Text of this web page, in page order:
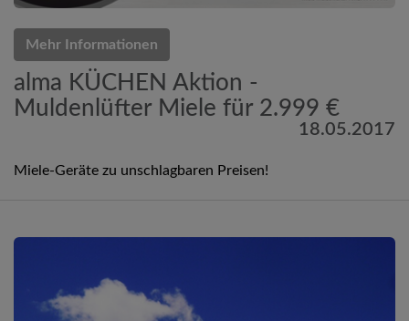
Mehr Informationen
alma KÜCHEN Aktion -
Muldenlüfter Miele für 2.999 €
18.05.2017
Miele-Geräte zu unschlagbaren Preisen!